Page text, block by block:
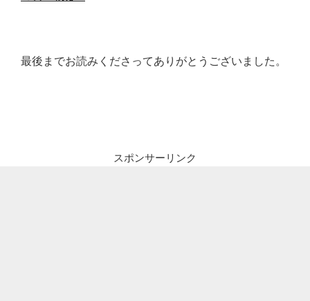
最後までお読みくださってありがとうございました。
スポンサーリンク